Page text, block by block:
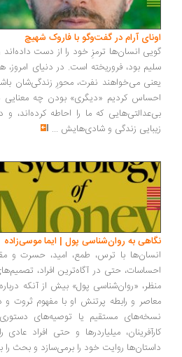
اونای آرام در گفت‌وگو با فاروک شهیچ‭
گویی انسان‌ها ترمزِ خود را از دست
سلیم بود، فروریخته است. در دنیای
یعنی می‌خواهند نفرت، محورِ زندگی‌شان
احساس کردیم «دیگری» بودن چه
بی‌عدالتی‌هایی که ما را احاطه
زیبایی زندگی و شادی‌هایش ...
نگاهی به روان‌شناسی پول | ایما موسی‌زاده
انسان‌ها با ترس، طمع، امید، حسرت و
احساسات، حتی در آگاه‌ترین افراد،
منظر، «روان‌شناسی پول» بیش از آنکه
معاصر و رابطه پرتنش او با مفهوم ثروت و
نسخه‌های مستقیم یا توصیه‌های دستوری،
کارآفرینان، میلیاردرها و حتی افراد
داستان‌ها روایت خود را برمی‌سازد و بحث